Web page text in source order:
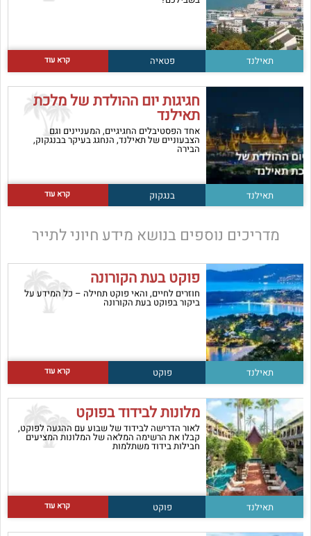
תאילנד פטאיה קרא עוד
חגיגות יום ההולדת של מלכת
תאילנד
אחד הפסטיבלים החגיגיים, המעניינים וגם
הצבעוניים של תאילנד, הנחגג בעיקר בבנגקוק,
הבירה
תאילנד בנגקוק קרא עוד
מדריכים נוספים בנושא מידע חיוני לתייר
פוקט בעת הקורונה
חוזרים לחיים, והאי פוקט תחילה – כל המידע על
ביקור בפוקט בעת הקורונה
תאילנד פוקט קרא עוד
מלונות לבידוד בפוקט
לאור הדרישה לבידוד של שבוע עם ההגעה לפוקט,
קבלו את הרשימה המלאה של המלונות המציעים
חבילות בידוד משתלמות
תאילנד פוקט קרא עוד